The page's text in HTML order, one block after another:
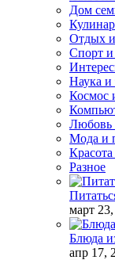
Дом
Отдых
Спорт
Наука и
Космос
Любовь
Мода и
Разное
март
Блюда
апр 17,